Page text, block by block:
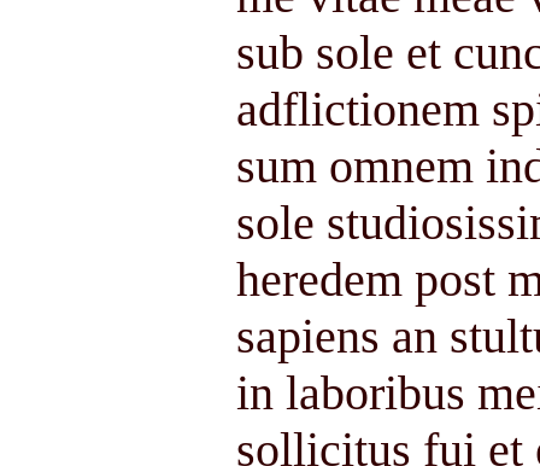
sub sole et
adflictionem
sum omnem
sole
heredem post
sapiens an
in laboribus
sollicitus fui et